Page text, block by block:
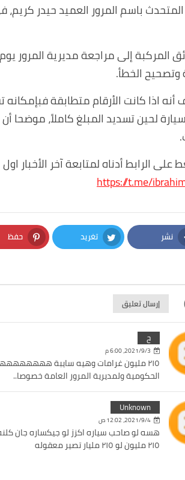
المركبة إلى مراجعة مديرية المرور
وتصحيح الخطأ.
أنه اذا كانت الأرقام متطابقة
لحين تسديد المبلغ كاملاً، موضحا
الرابط أدناه لمتابعة آخر الأخبار
https://t.me/
نشر
Facebook
تغريد
Twitter
حفظ
إرسال تعليق
ح
3‏/9‏/2021، 6:00 م
٢١٥ مليون غرامات وهيه سايبة
الحكومية ولمديرية المرور العامة خصوصا..
Unknown
4‏/9‏/2021، 12:02 ص
هسه لو صاحب سياره اكزز لو جيكساره جان
٢١٥ مليون لو ٢١٥ مليار تصير معقوله